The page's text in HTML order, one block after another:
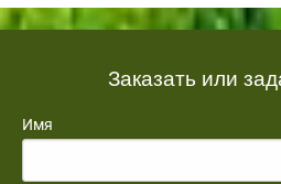
Заказать или
Имя